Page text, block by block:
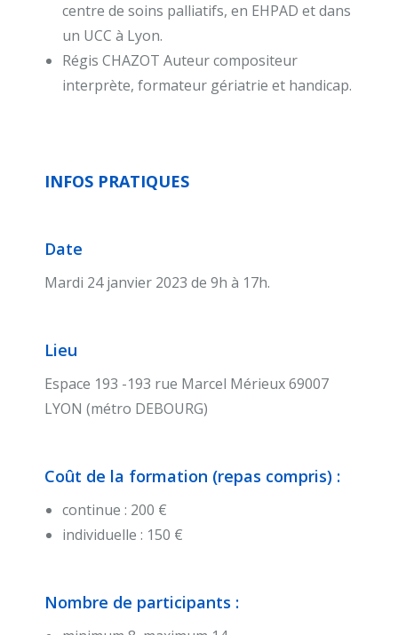
centre de soins palliatifs, en EHPAD et dans
un UCC à Lyon.
Régis CHAZOT Auteur compositeur
interprète, formateur gériatrie et handicap.
INFOS PRATIQUES
Date
Mardi 24 janvier 2023 de 9h à 17h.
Lieu
Espace 193 -193 rue Marcel Mérieux 69007
LYON (métro DEBOURG)
Coût de la formation (repas compris) :
continue : 200 €
individuelle : 150 €
Nombre de participants :